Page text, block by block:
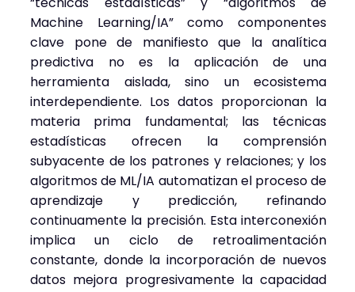
Machine Learning/IA” como componentes
clave pone de manifiesto que la analítica
predictiva no es la aplicación de una
herramienta aislada, sino un ecosistema
interdependiente. Los datos proporcionan la
materia prima fundamental; las técnicas
estadísticas ofrecen la comprensión
subyacente de los patrones y relaciones; y los
algoritmos de ML/IA automatizan el proceso de
aprendizaje y predicción, refinando
continuamente la precisión. Esta interconexión
implica un ciclo de retroalimentación
constante, donde la incorporación de nuevos
datos mejora progresivamente la capacidad